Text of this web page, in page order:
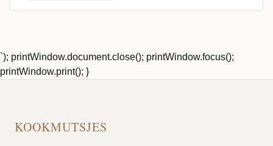
`); printWindow.document.close(); printWindow.focus();
printWindow.print(); }
KOOKMUTSJES